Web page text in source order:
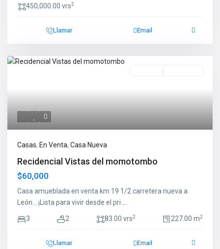
450,000.00 vrs2
Llamar Email
Casas, En Venta, Casa Nueva
Recidencial Vistas del momotombo
$60,000
Casa amueblada en venta km 19 1/2 carretera nueva a
León... ¡Lista para vivir desde el pri
3 2 83.00 vrs2 227.00 m2
Llamar Email